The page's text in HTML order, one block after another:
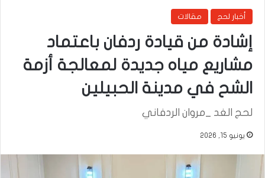
أخبار لحج مقالات
إشادة من قيادة ردفان باعتماد
مشاريع مياه جديدة لمعالجة أزمة
الشح في مدينة الحبيلين
لحج الغد _مروان الردفاني
يونيو 15, 2026